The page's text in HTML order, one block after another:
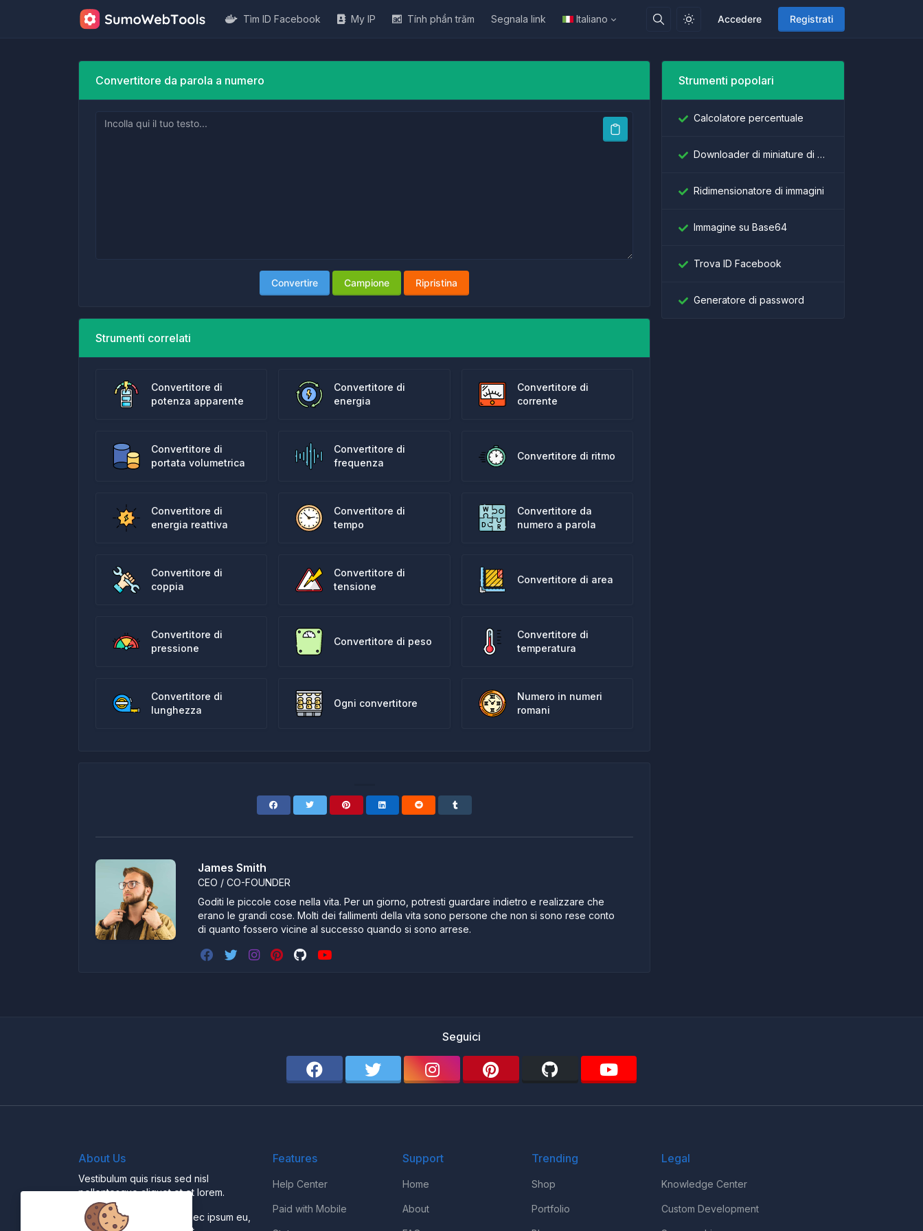
Accedere Registrati
Tìm ID Facebook My IP Tính phần trăm Segnala link Italiano
Convertitore da parola a numero
Convertire Campione Ripristina
Strumenti correlati
Convertitore di
potenza apparente
Convertitore di
energia
Convertitore di
corrente
Convertitore di
portata volumetrica
Convertitore di
frequenza
Convertitore di ritmo
Convertitore di
energia reattiva
Convertitore di
tempo
Convertitore da
numero a parola
Convertitore di
coppia
Convertitore di
tensione
Convertitore di area
Convertitore di
pressione
Convertitore di peso
Convertitore di
temperatura
Convertitore di
lunghezza
Ogni convertitore
Numero in numeri
romani
James Smith
CEO / CO-FOUNDER
Goditi le piccole cose nella vita. Per un giorno, potresti guardare indietro e realizzare che
erano le grandi cose. Molti dei fallimenti della vita sono persone che non si sono rese conto
di quanto fossero vicine al successo quando si sono arrese.
Strumenti popolari
Calcolatore percentuale
Downloader di miniature di YouTube
Ridimensionatore di immagini
Immagine su Base64
Trova ID Facebook
Generatore di password
Seguici
About Us
Vestibulum quis risus sed nisl
pellentesque aliquet et et lorem.
Fusce nibh nisl, gravida nec ipsum eu,
Features
Help Center
Paid with Mobile
Support
Home
About
Trending
Shop
Portfolio
Legal
Knowledge Center
Custom Development